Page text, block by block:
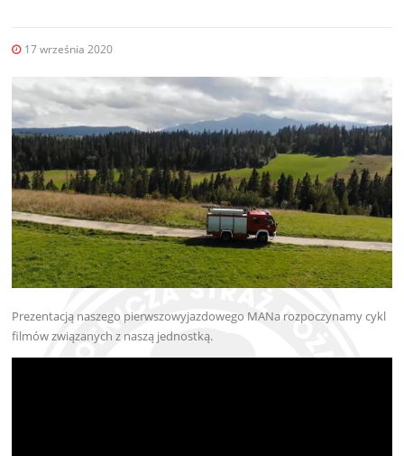
17 września 2020
Prezentacją naszego pierwszowyjazdowego MANa rozpoczynamy cykl
filmów związanych z naszą jednostką.